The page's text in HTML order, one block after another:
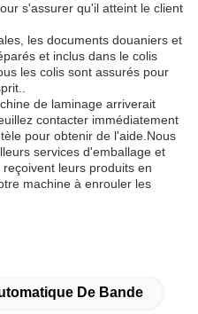
s'assurer qu'il atteint le client
les documents douaniers et
et inclus dans le colis
les colis sont assurés pour
de laminage arriverait
contacter immédiatement
pour obtenir de l'aide.Nous
services d'emballage et
leurs produits en
machine à enrouler les
De Bande